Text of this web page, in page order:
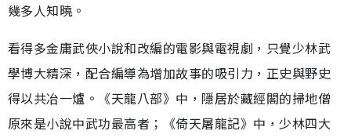
幾多人知曉。
看得多金庸武俠小說和改編的電影與電視劇，只覺少林武
學博大精深，配合編導為增加故事的吸引力，正史與野史
得以共冶一爐。《天龍八部》中，隱居於藏經閣的掃地僧
原來是小說中武功最高者；《倚天屠龍記》中，少林四大